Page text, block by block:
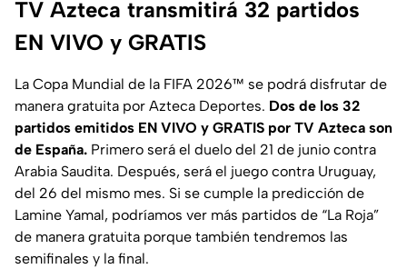
TV Azteca transmitirá 32 partidos
EN VIVO y GRATIS
La Copa Mundial de la FIFA 2026™ se podrá disfrutar de
manera gratuita por Azteca Deportes. Dos de los 32
partidos emitidos EN VIVO y GRATIS por TV Azteca son
de España. Primero será el duelo del 21 de junio contra
Arabia Saudita. Después, será el juego contra Uruguay,
del 26 del mismo mes. Si se cumple la predicción de
Lamine Yamal, podríamos ver más partidos de “La Roja”
de manera gratuita porque también tendremos las
semifinales y la final.